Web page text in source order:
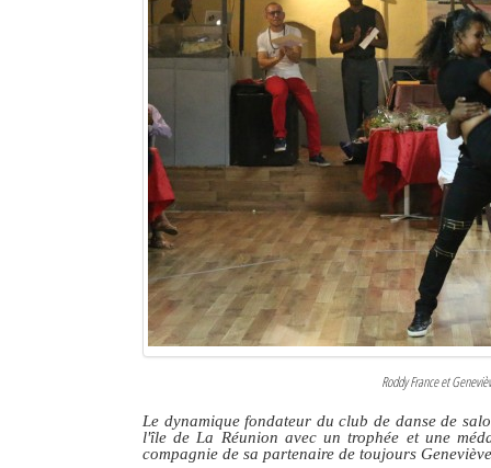
Roddy France et
Le dynamique fondateur du club de danse de
l'île de La Réunion avec un trophée et une
compagnie de sa partenaire de toujours Geneviève